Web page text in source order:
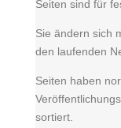
Seiten sind für
Sie ändern sich
den laufenden
Seiten haben
sortiert.